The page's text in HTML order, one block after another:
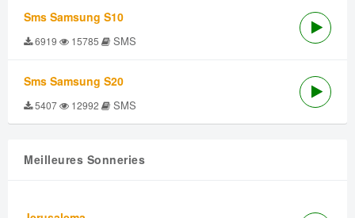
Sms Samsung S10
6919 15785 SMS
Sms Samsung S20
5407 12992 SMS
Meilleures Sonneries